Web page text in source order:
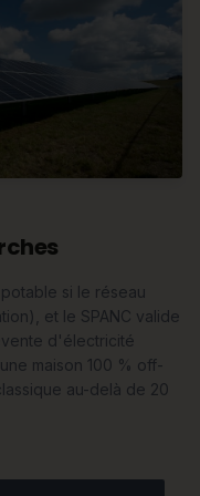
si le réseau
et le SPANC valide
d'électricité
maison 100 % off-
au-delà de 20